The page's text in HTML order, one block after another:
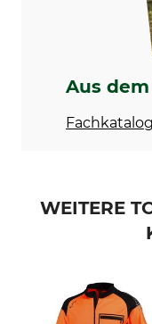
schwarz
Aus
WEITERE